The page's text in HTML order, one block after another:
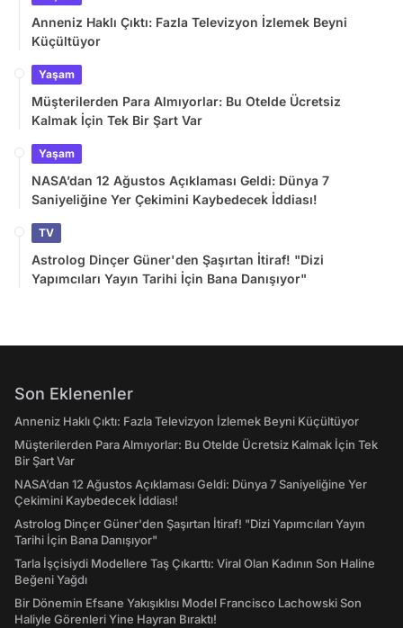
Anneniz Haklı Çıktı: Fazla Televizyon İzlemek Beyni
Küçültüyor
Yaşam
Müşterilerden Para Almıyorlar: Bu Otelde Ücretsiz
Kalmak İçin Tek Bir Şart Var
Yaşam
NASA’dan 12 Ağustos Açıklaması Geldi: Dünya 7
Saniyeliğine Yer Çekimini Kaybedecek İddiası!
TV
Astrolog Dinçer Güner'den Şaşırtan İtiraf! "Dizi
Yapımcıları Yayın Tarihi İçin Bana Danışıyor"
Son Eklenenler
Anneniz Haklı Çıktı: Fazla Televizyon İzlemek Beyni Küçültüyor
Müşterilerden Para Almıyorlar: Bu Otelde Ücretsiz Kalmak İçin Tek
Bir Şart Var
NASA’dan 12 Ağustos Açıklaması Geldi: Dünya 7 Saniyeliğine Yer
Çekimini Kaybedecek İddiası!
Astrolog Dinçer Güner'den Şaşırtan İtiraf! "Dizi Yapımcıları Yayın
Tarihi İçin Bana Danışıyor"
Tarla İşçisiydi Modellere Taş Çıkarttı: Viral Olan Kadının Son Haline
Beğeni Yağdı
Bir Dönemin Efsane Yakışıklısı Model Francisco Lachowski Son
Haliyle Görenleri Yine Hayran Bıraktı!